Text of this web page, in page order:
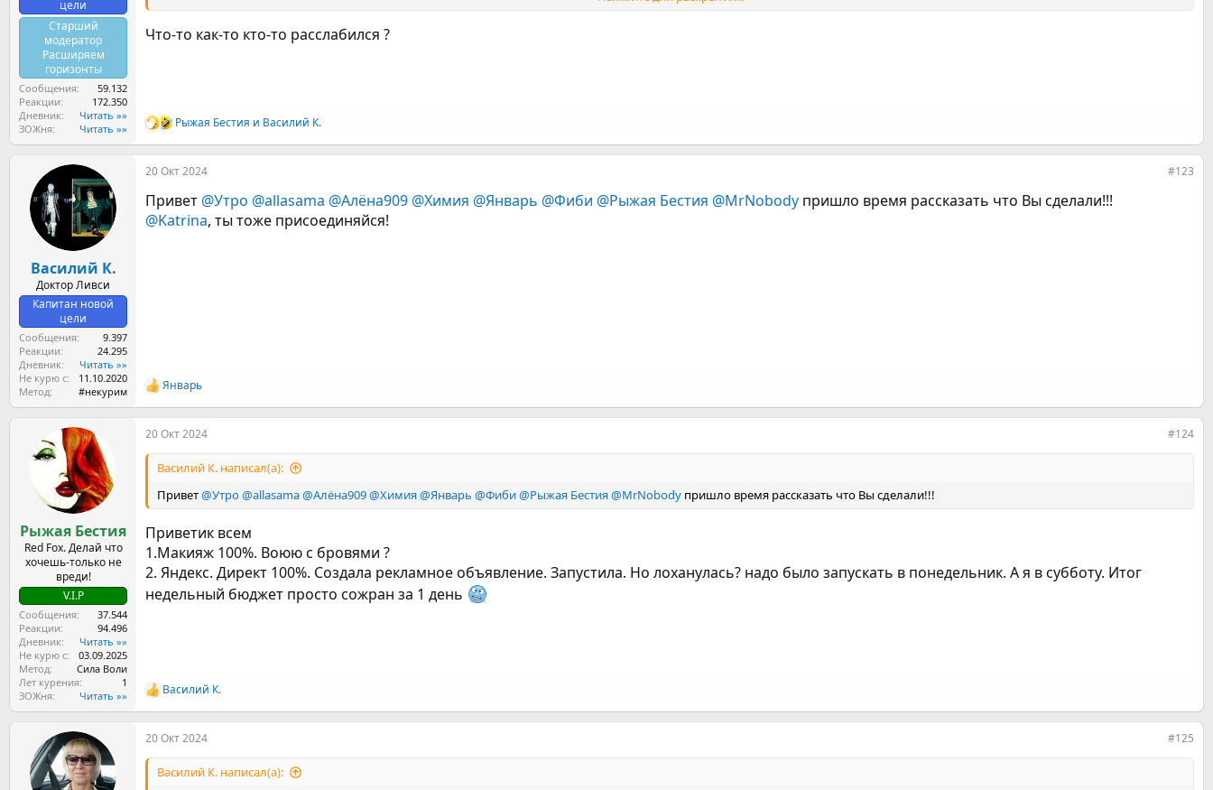
цели
Старший
модератор
Расширяем
горизонты
Сообщения
59.132
Реакции
172.350
Дневник
Читать »»
ЗОЖня
Читать »»
Викиум - 48,20%
@Январьяпон яз - 49%
@MrNobodyитал яз - 13,33%
Есть куда расти, терпения и спокойствия Вам!!!
Что-то как-то кто-то расслабился ?
Р
е
а
к
и
и
:
Рыжая Бестия и Василий К.
Василий К.
Доктор Ливси
Капитан новой
цели
Сообщения
9.397
Реакции
24.295
Дневник
Читать »»
Не курю с
11.10.2020
Метод
#некурим
20 Окт 2024 #123
Привет @Утро @allasama @Алёна909 @Химия @Январь @Фиби @Рыжая Бестия @MrNobody пришло время рассказать что Вы сделали!!!
@Katrinа, ты тоже присоединяйся!
Р
е
а
к
Январь
Рыжая Бестия
Red Fox. Делай что
хочешь-только не
вреди!
V.I.P
Сообщения
37.544
Реакции
94.496
Дневник
Читать »»
Не курю с
03.09.2025
Метод
Сила Воли
Лет курения
1
ЗОЖня
Читать »»
20 Окт 2024 #124
Василий К. написал(а):
Привет@Утро@allasama@Алёна909@Химия@Январь @Фиби@Рыжая Бестия@MrNobody пришло время рассказать что Вы сделали!!!
Приветик всем
1.Макияж 100%. Воюю с бровями ?
2. Яндекс. Директ 100%. Создала рекламное объявление. Запустила. Но лоханулась? надо было запускать в понедельник. А я в субботу. Итог
недельный бюджет просто сожран за 1 день
Р
е
а
к
Василий К.
20 Окт 2024 #125
Василий К. написал(а):